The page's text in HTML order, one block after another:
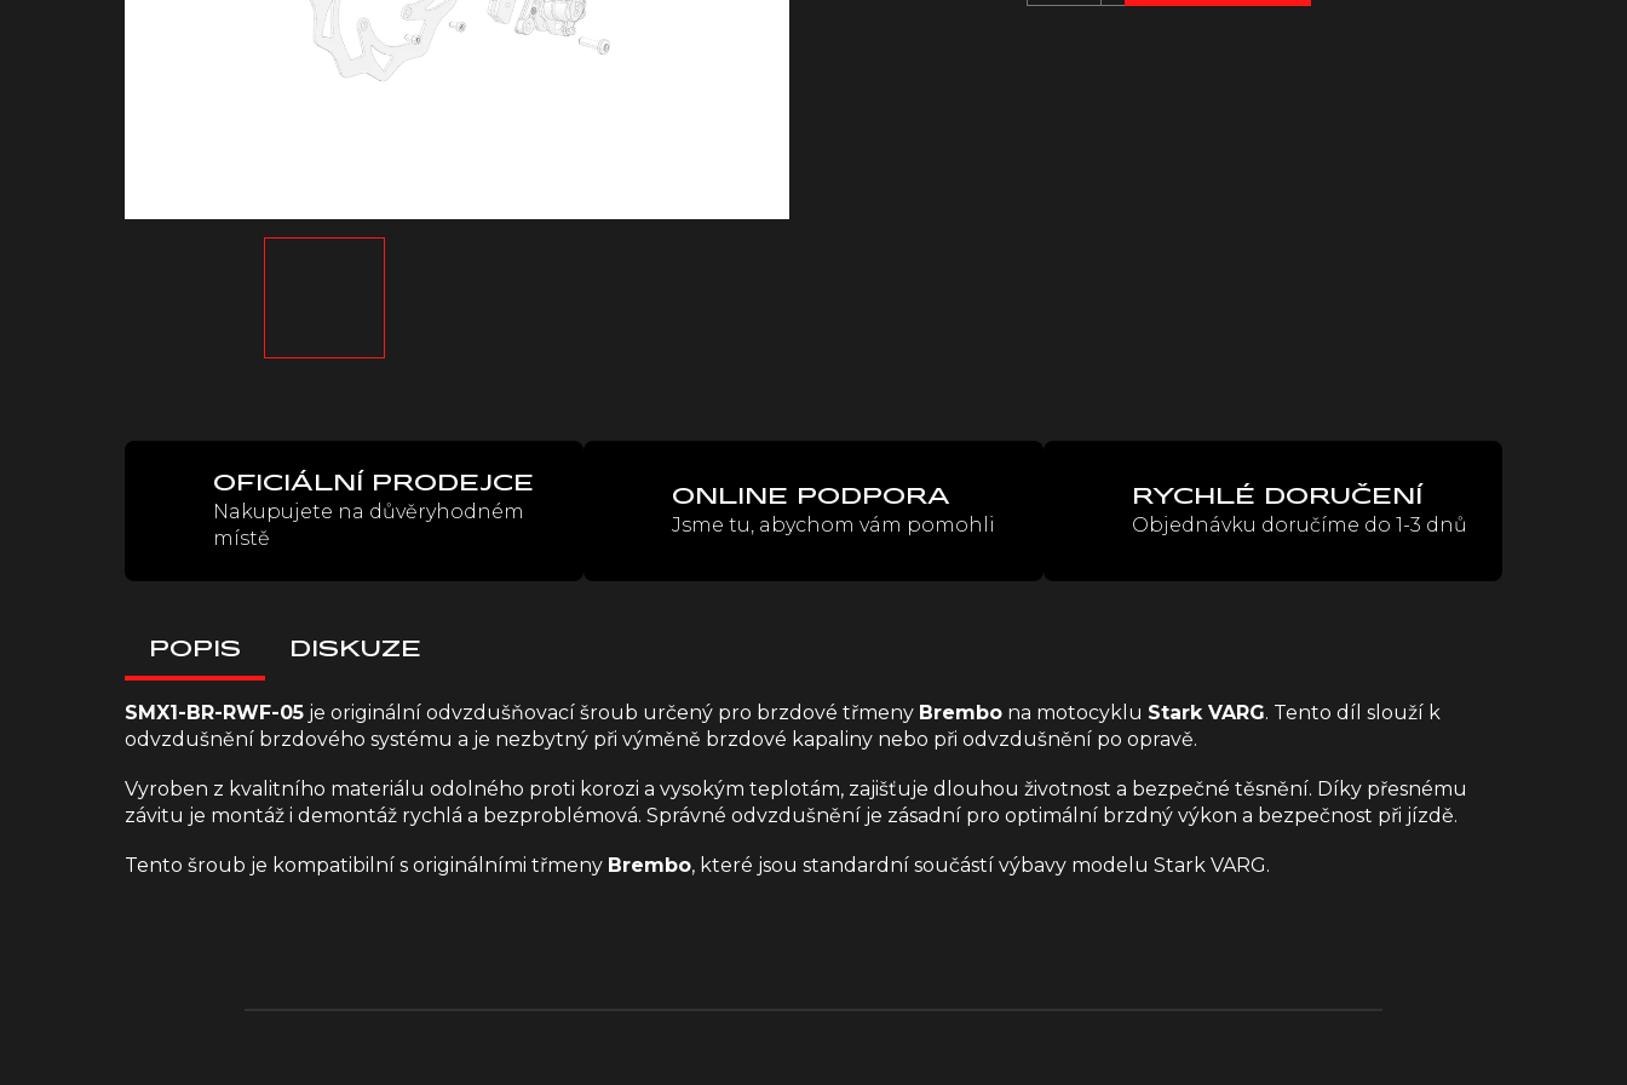
OFICIÁLNÍ PRODEJCE
Nakupujete na důvěryhodném
místě
ONLINE PODPORA
Jsme tu, abychom vám pomohli
RYCHLÉ DORUČENÍ
Objednávku doručíme do 1-3 dnů
POPIS DISKUZE
SMX1-BR-RWF-05 je originální odvzdušňovací šroub určený pro brzdové třmeny Brembo na motocyklu Stark VARG. Tento díl slouží k
odvzdušnění brzdového systému a je nezbytný při výměně brzdové kapaliny nebo při odvzdušnění po opravě.
Vyroben z kvalitního materiálu odolného proti korozi a vysokým teplotám, zajišťuje dlouhou životnost a bezpečné těsnění. Díky přesnému
závitu je montáž i demontáž rychlá a bezproblémová. Správné odvzdušnění je zásadní pro optimální brzdný výkon a bezpečnost při jízdě.
Tento šroub je kompatibilní s originálními třmeny Brembo, které jsou standardní součástí výbavy modelu Stark VARG.